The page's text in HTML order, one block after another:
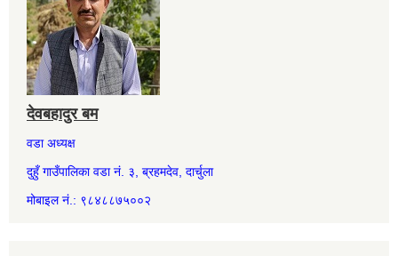
देवबहादुर बम
वडा अध्यक्ष
दुहुँ गाउँपालिका वडा नं. ३, ब्रहमदेव, दार्चुला
मोबाइल नं.: ९८४८८७५००२